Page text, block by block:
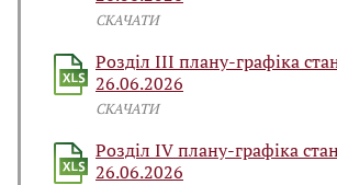
СКАЧАТИ
Розділ ІІІ плану-графіка
26.06.2026
СКАЧАТИ
Розділ IV плану-графіка
26.06.2026